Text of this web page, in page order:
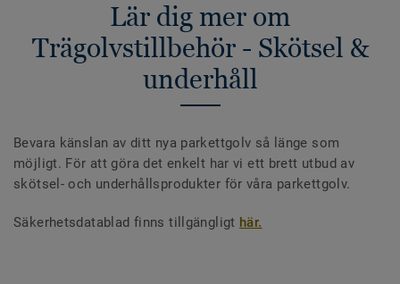
Lär dig mer om
Trägolvstillbehör - Skötsel &
underhåll
Bevara känslan av ditt nya parkettgolv så länge som
möjligt. För att göra det enkelt har vi ett brett utbud av
skötsel- och underhållsprodukter för våra parkettgolv.
Säkerhetsdatablad finns tillgängligt här.